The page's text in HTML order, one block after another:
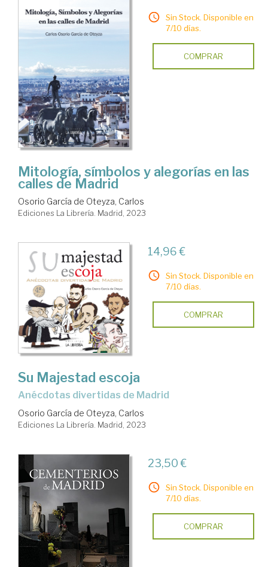
Sin Stock. Disponible en
7/10 días.
COMPRAR
Mitología, símbolos y alegorías en las
calles de Madrid
Osorio García de Oteyza, Carlos
Ediciones La Librería. Madrid, 2023
14,96 €
Sin Stock. Disponible en
7/10 días.
COMPRAR
Su Majestad escoja
anécdotas divertidas de Madrid
Osorio García de Oteyza, Carlos
Ediciones La Librería. Madrid, 2023
23,50 €
Sin Stock. Disponible en
7/10 días.
COMPRAR